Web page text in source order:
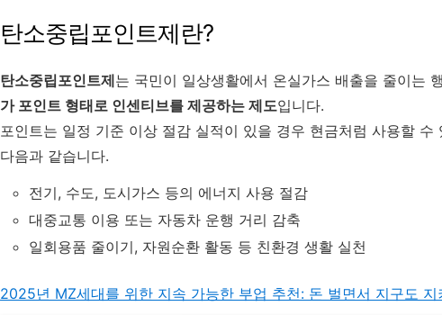
탄소중립포인트제란?
탄소중립포인트제는 국민이 일상생활에서 온실가스 배출을 줄이는
가 포인트 형태로 인센티브를 제공하는 제도입니다.
포인트는 일정 기준 이상 절감 실적이 있을 경우 현금처럼 사용할 수
다음과 같습니다.
전기, 수도, 도시가스 등의 에너지 사용 절감
대중교통 이용 또는 자동차 운행 거리 감축
일회용품 줄이기, 자원순환 활동 등 친환경 생활 실천
2025년 MZ세대를 위한 지속 가능한 부업 추천: 돈 벌면서 지구도